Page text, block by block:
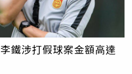
球隊能提供長期合約。而曾經與厄
James）所屬的湖人，以及斯
（Luka Dončić）帶領的獨行俠都
，此外太陽、熱火、快艇也是厄文
鐵涉打假球案金額高達